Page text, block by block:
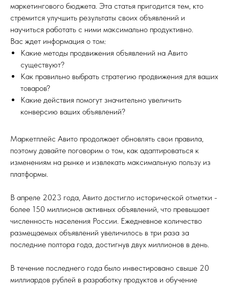
маркетингового бюджета. Эта статья пригодится тем, кто
стремится улучшить результаты своих объявлений и
научиться работать с ними максимально продуктивно.
Вас ждет информация о том:
Какие методы продвижения объявлений на Авито
существуют?
Как правильно выбрать стратегию продвижения для ваших
товаров?
Какие действия помогут значительно увеличить
конверсию ваших объявлений?
Маркетплейс Авито продолжает обновлять свои правила,
поэтому давайте поговорим о том, как адаптироваться к
изменениям на рынке и извлекать максимальную пользу из
платформы.
В апреле 2023 года, Авито достигло исторической отметки -
более 150 миллионов активных объявлений, что превышает
численность населения России. Ежедневное количество
размещаемых объявлений увеличилось в три раза за
последние полтора года, достигнув двух миллионов в день.
В течение последнего года было инвестировано свыше 20
миллиардов рублей в разработку продуктов и обучение